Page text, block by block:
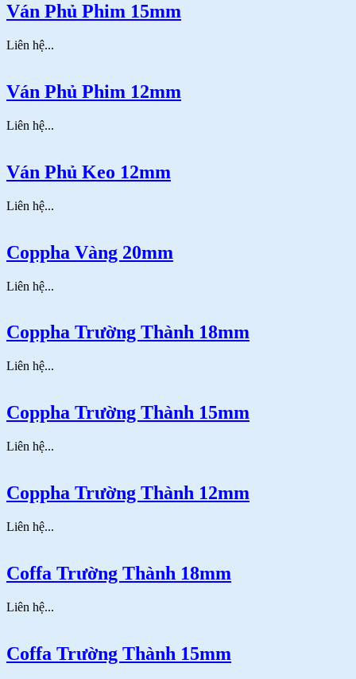
Ván Phủ Phim 15mm
Liên hệ...
Ván Phủ Phim 12mm
Liên hệ...
Ván Phủ Keo 12mm
Liên hệ...
Coppha Vàng 20mm
Liên hệ...
Coppha Trường Thành 18mm
Liên hệ...
Coppha Trường Thành 15mm
Liên hệ...
Coppha Trường Thành 12mm
Liên hệ...
Coffa Trường Thành 18mm
Liên hệ...
Coffa Trường Thành 15mm